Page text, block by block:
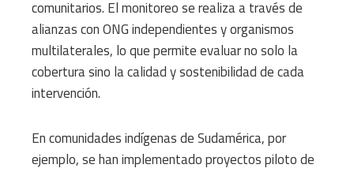
comunitarios. El monitoreo se realiza a través de
alianzas con ONG independientes y organismos
multilaterales, lo que permite evaluar no solo la
cobertura sino la calidad y sostenibilidad de cada
intervención.
En comunidades indígenas de Sudamérica, por
ejemplo, se han implementado proyectos piloto de